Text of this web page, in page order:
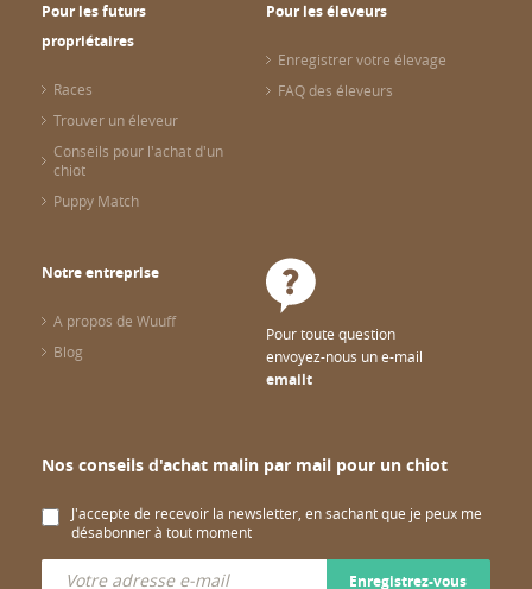
Pour les futurs
propriétaires
Races
Trouver un éleveur
Conseils pour l'achat d'un
chiot
Puppy Match
Pour les éleveurs
Enregistrer votre élevage
FAQ des éleveurs
Notre entreprise
A propos de Wuuff
Blog
Pour toute question
envoyez-nous un e-mail
emailt
Nos conseils d'achat malin par mail pour un chiot
J'accepte de recevoir la newsletter, en sachant que je peux me
désabonner à tout moment
Enregistrez-vous